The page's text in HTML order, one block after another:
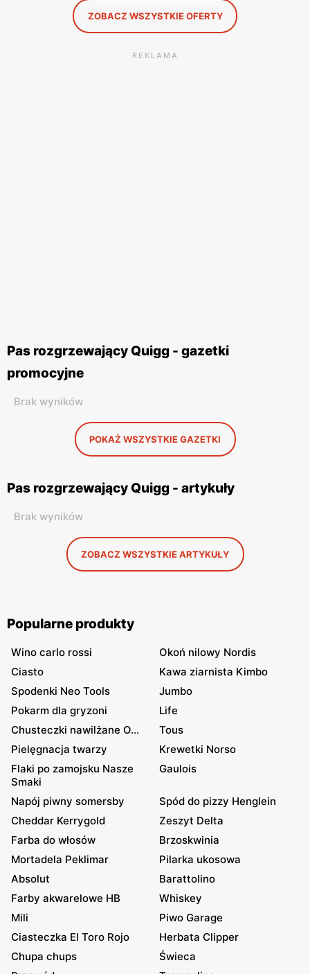
ZOBACZ WSZYSTKIE OFERTY
REKLAMA
Pas rozgrzewający Quigg - gazetki
promocyjne
Brak wyników
POKAŻ WSZYSTKIE GAZETKI
Pas rozgrzewający Quigg - artykuły
Brak wyników
ZOBACZ WSZYSTKIE ARTYKUŁY
Popularne produkty
Wino carlo rossi
Okoń nilowy Nordis
Ciasto
Kawa ziarnista Kimbo
Spodenki Neo Tools
Jumbo
Pokarm dla gryzoni
Life
Chusteczki nawilżane O...
Tous
Pielęgnacja twarzy
Krewetki Norso
Flaki po zamojsku Nasze
Smaki
Gaulois
Napój piwny somersby
Spód do pizzy Henglein
Cheddar Kerrygold
Zeszyt Delta
Farba do włosów
Brzoskwinia
Mortadela Peklimar
Pilarka ukosowa
Absolut
Barattolino
Farby akwarelowe HB
Whiskey
Mili
Piwo Garage
Ciasteczka El Toro Rojo
Herbata Clipper
Chupa chups
Świeca